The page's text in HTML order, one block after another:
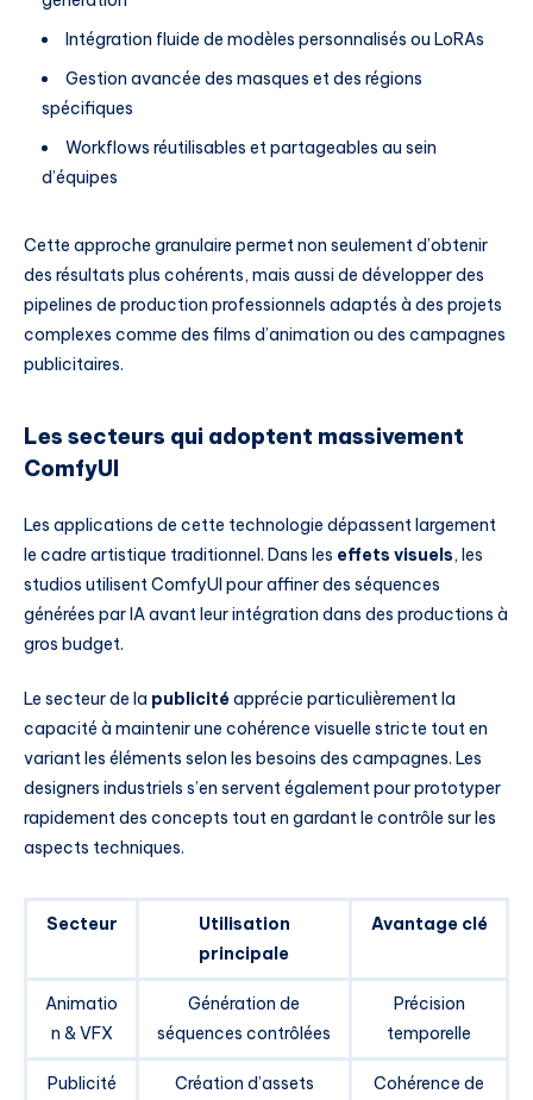
Intégration fluide de modèles personnalisés ou LoRAs
Gestion avancée des masques et des régions
spécifiques
Workflows réutilisables et partageables au sein
d’équipes
Cette approche granulaire permet non seulement d’obtenir
des résultats plus cohérents, mais aussi de développer des
pipelines de production professionnels adaptés à des projets
complexes comme des films d’animation ou des campagnes
publicitaires.
Les secteurs qui adoptent massivement
ComfyUI
Les applications de cette technologie dépassent largement
le cadre artistique traditionnel. Dans les effets visuels, les
studios utilisent ComfyUI pour affiner des séquences
générées par IA avant leur intégration dans des productions à
gros budget.
Le secteur de la publicitéapprécie particulièrement la
capacité à maintenir une cohérence visuelle stricte tout en
variant les éléments selon les besoins des campagnes. Les
designers industriels s’en servent également pour prototyper
rapidement des concepts tout en gardant le contrôle sur les
aspects techniques.
Secteur
Utilisation
principale
Avantage clé
Animatio
n & VFX
Génération de
séquences contrôlées
Précision
temporelle
Publicité
Création d’assets
Cohérence de